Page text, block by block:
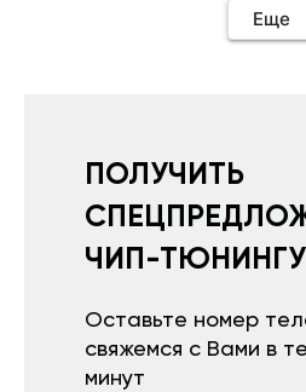
иначе не качает без него.
всё установилось по
увеличился.Всем
Еще
ПОЛУЧИТЬ
ЧИП-ТЮНИНГУ
Оставьте номер
свяжемся с Вами в
минут